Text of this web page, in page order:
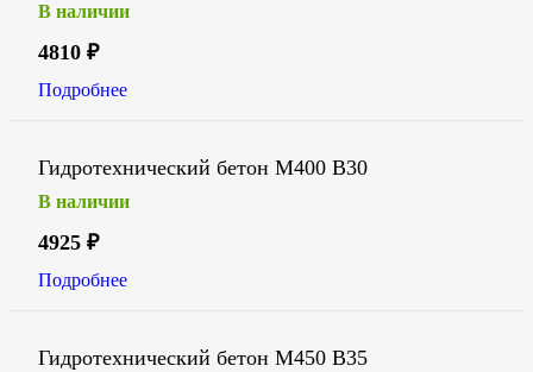
В наличии
4810 ₽
Подробнее
Гидротехнический бетон М400 В30
В наличии
4925 ₽
Подробнее
Гидротехнический бетон М450 В35